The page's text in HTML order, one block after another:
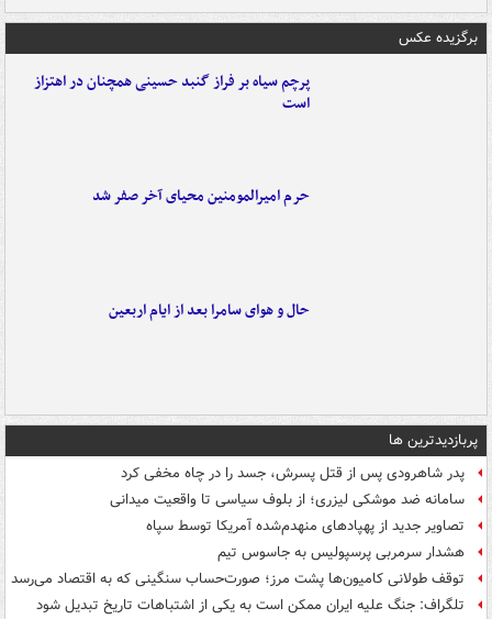
برگزیده عکس
پرچم سیاه بر فراز گنبد حسینی همچنان در اهتزاز
است
حرم امیرالمومنین محیای آخر صفر شد
حال و هوای سامرا بعد از ایام اربعین
پربازدیدترین ها
پدر شاهرودی پس از قتل پسرش، جسد را در چاه مخفی کرد
سامانه ضد موشکی لیزری؛ از بلوف سیاسی تا واقعیت میدانی
تصاویر جدید از پهپادهای منهدم‌شده آمریکا توسط سپاه
هشدار سرمربی پرسپولیس به جاسوس تیم
توقف طولانی کامیون‌ها پشت مرز؛ صورت‌حساب سنگینی که به اقتصاد می‌رسد
تلگراف: جنگ علیه ایران ممکن است به یکی از اشتباهات تاریخ تبدیل شود